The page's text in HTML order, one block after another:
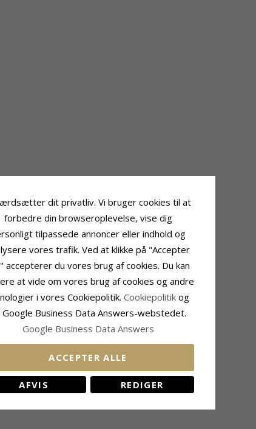
Leveringstid
dit privatliv. Vi bruger cookies til at
forbedre din browseroplevelse, vise dig
tilpassede annoncer eller indhold og
vores trafik. Ved at klikke på "Accepter
accepterer du vores brug af cookies. Du kan
at vide om vores brug af cookies og andre
i vores Cookiepolitik. Cookiepolitik og
Google Business Data Answers-webstedet.
Google Business Data Answers
ACCEPTER ALLE
AFVIS REDIGER